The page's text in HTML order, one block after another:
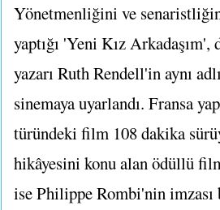
Yönetmenliğini ve
yaptığı 'Yeni Kız
yazarı Ruth Rendell'in aynı
sinemaya uyarlandı. Fransa
türündeki film 108 dakika
hikâyesini konu alan ödüllü
ise Philippe Rombi'nin